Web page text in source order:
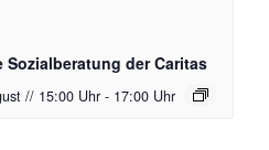
Sozialberatung der Caritas
// 15:00 Uhr - 17:00 Uhr